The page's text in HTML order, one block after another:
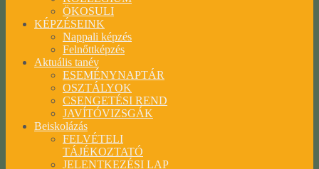
ÖKOSULI
KÉPZÉSEINK
Nappali képzés
Felnőttképzés
Aktuális tanév
ESEMÉNYNAPTÁR
OSZTÁLYOK
CSENGETÉSI REND
JAVÍTÓVIZSGÁK
Beiskolázás
FELVÉTELI
TÁJÉKOZTATÓ
JELENTKEZÉSI LAP